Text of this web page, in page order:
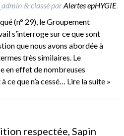
&classé parAlertes epHYGIE.
(n° 29), le Groupement
s’interroge sur ce que sont
que nous avons abordée à
très similaires. Le
en effet de nombreuses
ce que n’a cessé… Lire la suite »
respectée, Sapin